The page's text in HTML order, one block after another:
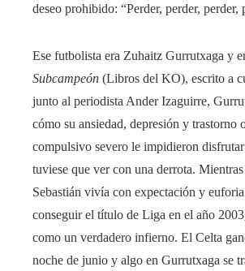
deseo prohibido: “Perder, perder, perder,
Ese futbolista era Zuhaitz Gurrutxaga y
Subcampeón (Libros del KO), escrito a
junto al periodista Ander Izaguirre,
cómo su ansiedad, depresión y trastorno
compulsivo severo le impidieron
tuviese que ver con una derrota.
Sebastián vivía con expectación y
conseguir el título de Liga en el año
como un verdadero infierno. El Celta
noche de junio y algo en Gurrutxaga se